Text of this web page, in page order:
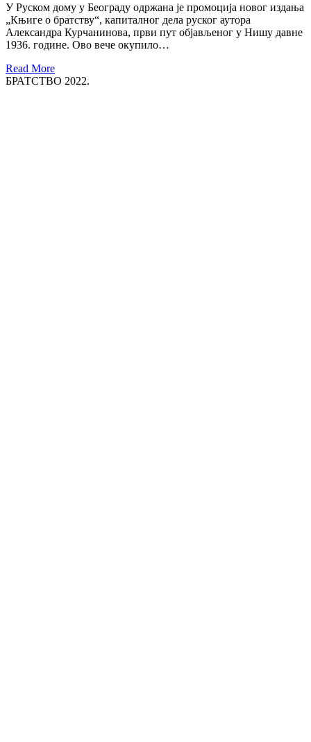
У Руском дому у Београду одржана је промоција новог издања
„Књиге о братству“, капиталног дела руског аутора
Александра Курчанинова, први пут објављеног у Нишу давне
1936. године. Ово вече окупило…
Read More
БРАТСТВО 2022.